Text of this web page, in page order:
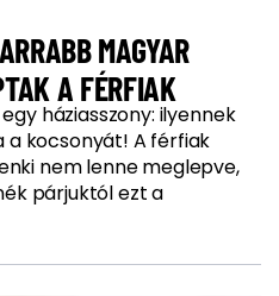
MAGYAR
A FÉRFIAK
háziasszony: ilyennek
a kocsonyát! A férfiak
nem lenne meglepve,
párjuktól ezt a